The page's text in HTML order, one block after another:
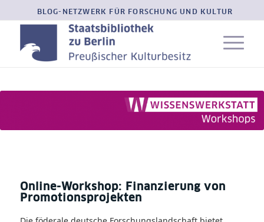
BLOG-NETZWERK FÜR FORSCHUNG UND KULTUR
Online-Workshop: Finanzierung von
Promotionsprojekten